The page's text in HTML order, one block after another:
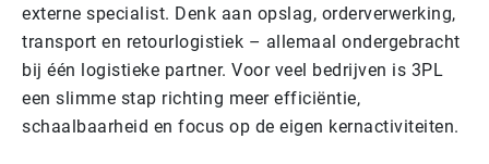
externe specialist. Denk aan opslag, orderverwerking,
transport en retourlogistiek – allemaal ondergebracht
bij één logistieke partner. Voor veel bedrijven is 3PL
een slimme stap richting meer efficiëntie,
schaalbaarheid en focus op de eigen kernactiviteiten.